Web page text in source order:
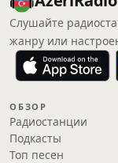
Слушайте
жанру или
ОБЗОР
Радиостанции
Подкасты
Топ песен